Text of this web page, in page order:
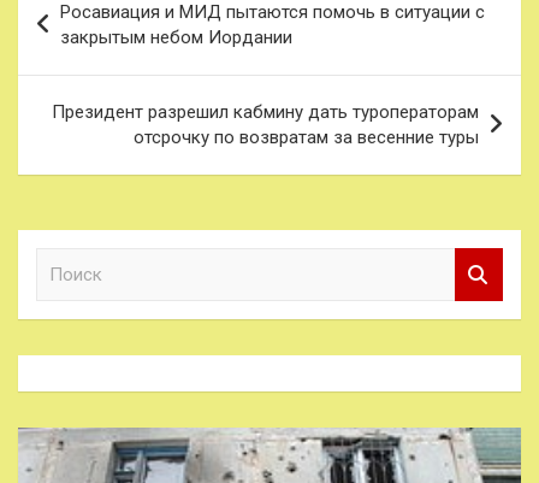
по
записям
Росавиация и МИД пытаются помочь в ситуации с
закрытым небом Иордании
Президент разрешил кабмину дать туроператорам
отсрочку по возвратам за весенние туры
к